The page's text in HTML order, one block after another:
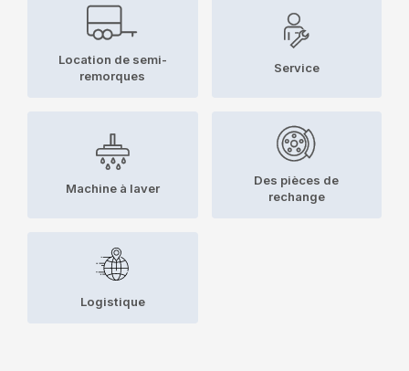
Location de semi-
remorques
Service
Machine à laver
Des pièces de
rechange
Logistique